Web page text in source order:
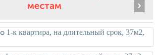
местам
›